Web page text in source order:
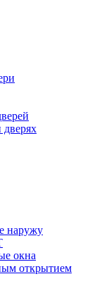
наружу
окна
открытием